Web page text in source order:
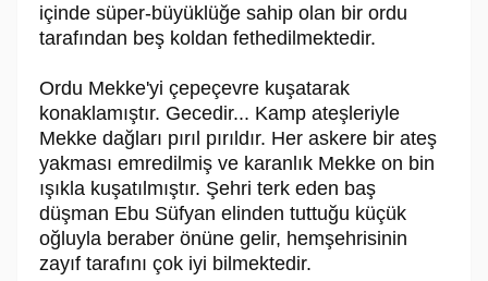
içinde süper-büyüklüğe sahip olan bir ordu
tarafından beş koldan fethedilmektedir.
Ordu Mekke'yi çepeçevre kuşatarak
konaklamıştır. Gecedir... Kamp ateşleriyle
Mekke dağları pırıl pırıldır. Her askere bir ateş
yakması emredilmiş ve karanlık Mekke on bin
ışıkla kuşatılmıştır. Şehri terk eden baş
düşman Ebu Süfyan elinden tuttuğu küçük
oğluyla beraber önüne gelir, hemşehrisinin
zayıf tarafını çok iyi bilmektedir.